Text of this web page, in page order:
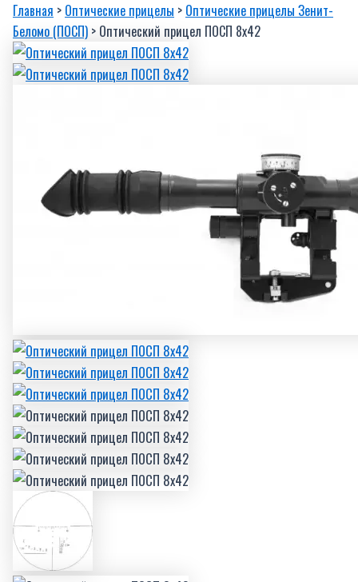
Главная > Оптические прицелы > Оптические прицелы Зенит-
Беломо (ПОСП) > Оптический прицел ПОСП 8х42